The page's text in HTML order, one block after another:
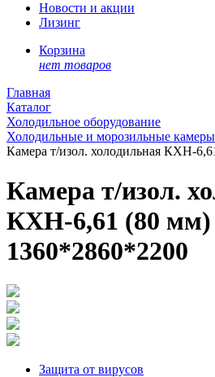
Новости и акции
Лизинг
Корзина
нет товаров
Главная
Каталог
Холодильное оборудование
Холодильные и морозильные камеры
Камера т/изол. холодильная КХН-
Камера т/изол.
КХН-6,61 (80 мм)
1360*2860*2200
Защита от вирусов